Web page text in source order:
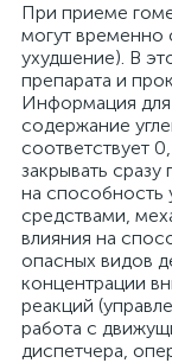
При приеме
могут временно
ухудшение). В
препарата и
Информация
содержание
соответствует
закрывать
на способность
средствами,
влияния на
опасных видов
концентрации
реакций
работа с
диспетчера,